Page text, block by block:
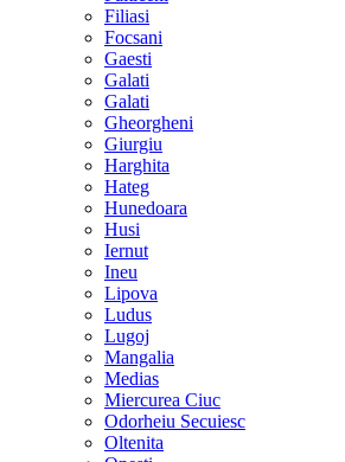
Filiasi
Focsani
Gaesti
Galati
Galati
Gheorgheni
Giurgiu
Harghita
Hateg
Hunedoara
Husi
Iernut
Ineu
Lipova
Ludus
Lugoj
Mangalia
Medias
Miercurea Ciuc
Odorheiu Secuiesc
Oltenita